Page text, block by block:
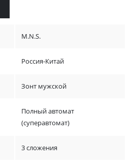
M.N.S.
Россия-Китай
Зонт мужской
Полный автомат
(суперавтомат)
3 сложения